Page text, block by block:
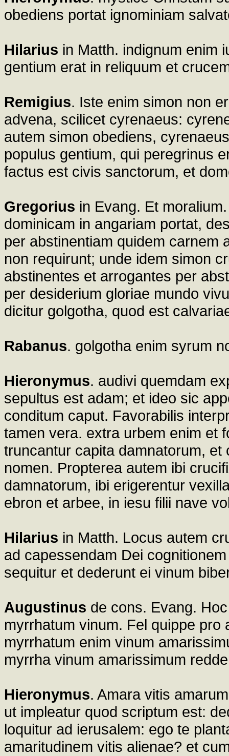
obediens portat ignominiam
Hilarius in Matth. indignum enim
gentium erat in reliquum et
Remigius. Iste enim simon non
advena, scilicet cyrenaeus:
autem simon obediens,
populus gentium, qui peregrinus
factus est civis sanctorum, et
Gregorius in Evang. Et
dominicam in angariam portat,
per abstinentiam quidem carnem
non requirunt; unde idem simon
abstinentes et arrogantes per
per desiderium gloriae mundo
dicitur golgotha, quod est
Rabanus. golgotha enim syrum
Hieronymus. audivi quemdam
sepultus est adam; et ideo sic
conditum caput. Favorabilis
tamen vera. extra urbem enim et
truncantur capita damnatorum,
nomen. Propterea autem ibi
damnatorum, ibi erigerentur
ebron et arbee, in iesu filii nave
Hilarius in Matth. Locus autem
ad capessendam Dei
sequitur et dederunt ei vinum
Augustinus de cons. Evang.
myrrhatum vinum. Fel quippe pro
myrrhatum enim vinum
myrrha vinum amarissimum
Hieronymus. Amara vitis
ut impleatur quod scriptum est:
loquitur ad ierusalem: ego te
amaritudinem vitis alienae? et